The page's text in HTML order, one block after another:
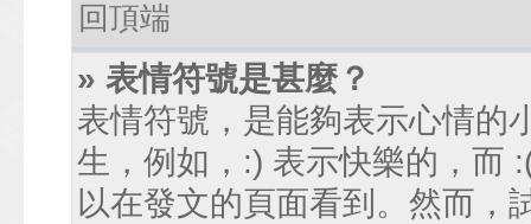
回頂端
» 表情符號是甚麼？
表情符號，是能夠表示心情的
生，例如，:) 表示快樂的，而
以在發文的頁面看到。然而，